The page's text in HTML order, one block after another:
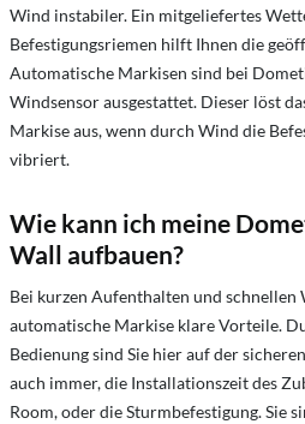
Wind instabiler. Ein mitgeliefertes
Befestigungsriemen hilft Ihnen die
Automatische Markisen sind bei
Windsensor ausgestattet. Dieser löst
Markise aus, wenn durch Wind die
vibriert.
Wie kann ich meine
Wall aufbauen?
Bei kurzen Aufenthalten und schnellen
automatische Markise klare Vorteile.
Bedienung sind Sie hier auf der
auch immer, die Installationszeit des
Room, oder die Sturmbefestigung. Sie